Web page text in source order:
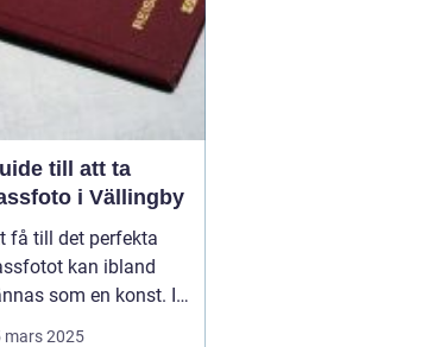
till att ta
i Vällingby
få till det perfekta
kan ibland
som en konst. I
mars 2025